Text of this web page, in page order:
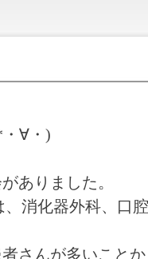
∀・)
ありました。
消化器外科、口
さんが多いこと